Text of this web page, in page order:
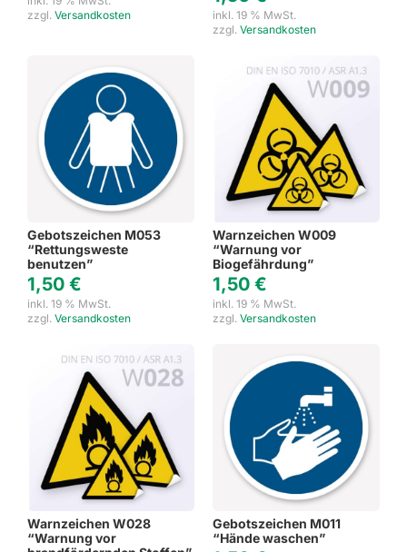
zzgl. Versandkosten
inkl. 19 % MwSt.
zzgl. Versandkosten
Gebotszeichen M053
“Rettungsweste
benutzen”
1,50 €
inkl. 19 % MwSt.
zzgl. Versandkosten
Warnzeichen W009
“Warnung vor
Biogefährdung”
1,50 €
inkl. 19 % MwSt.
zzgl. Versandkosten
Warnzeichen W028
“Warnung vor
Gebotszeichen M011
“Hände waschen”